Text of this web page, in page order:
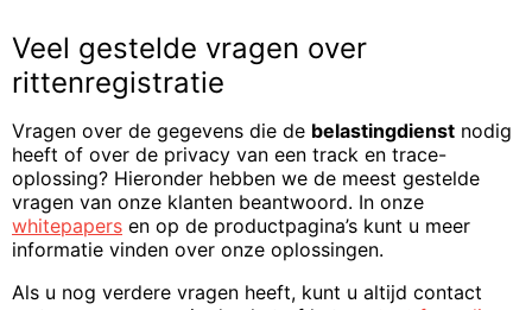
Veel gestelde vragen over
rittenregistratie
Vragen over de gegevens die de belastingdienst nodig
heeft of over de privacy van een track en trace-
oplossing? Hieronder hebben we de meest gestelde
vragen van onze klanten beantwoord. In onze
whitepapers en op de productpagina’s kunt u meer
informatie vinden over onze oplossingen.
Als u nog verdere vragen heeft, kunt u altijd contact